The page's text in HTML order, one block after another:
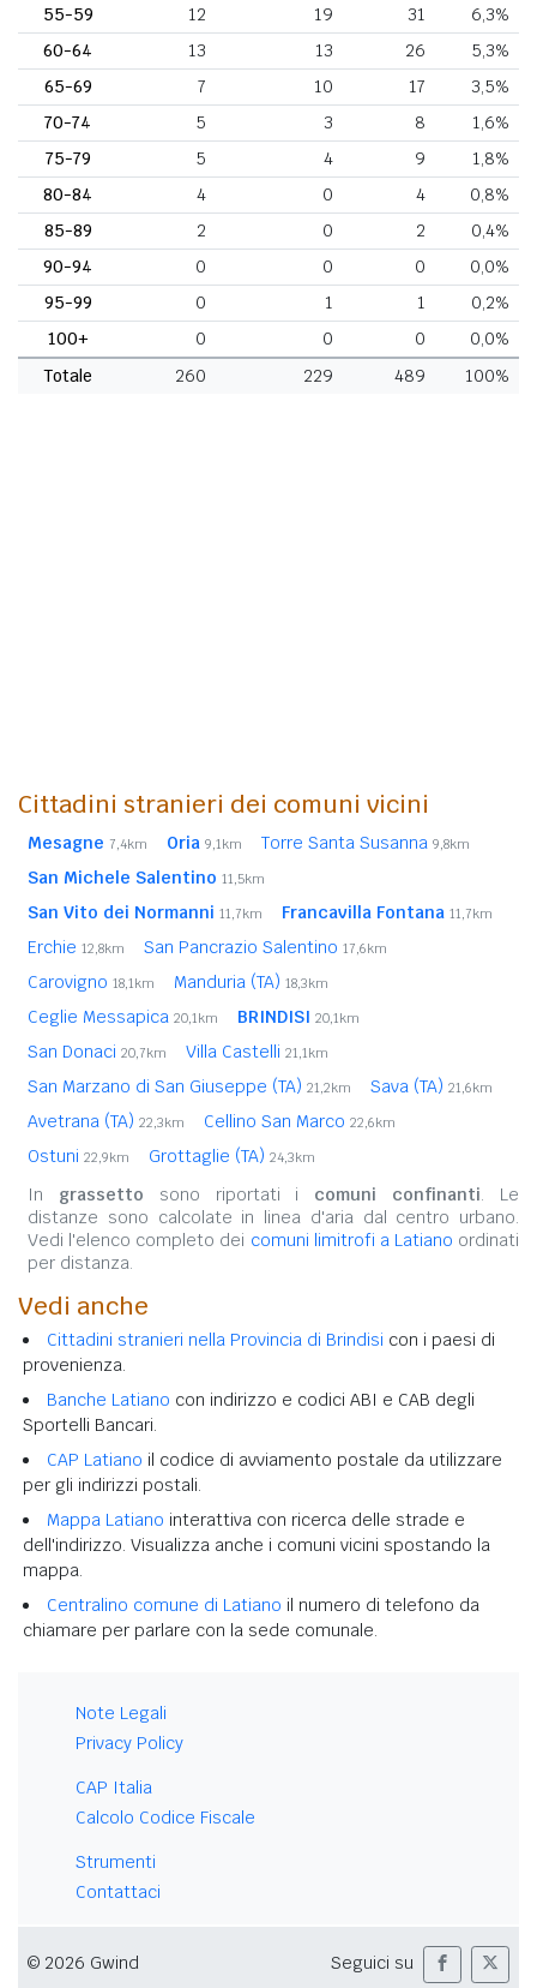
55-59
12 19 31
6,3%
60-64
13 13 26
5,3%
65-69
7 10 17
3,5%
70-74
5 3 8
1,6%
75-79
5 4 9
1,8%
80-84
4 0 4
0,8%
85-89
2 0 2
0,4%
90-94
0 0 0
0,0%
95-99
0 1 1
0,2%
100+
0 0 0
0,0%
Totale
260 229 489 100%
Cittadini stranieri dei comuni vicini
Mesagne 7,4km Oria 9,1km Torre Santa Susanna 9,8km
San Michele Salentino 11,5km
San Vito dei Normanni 11,7km Francavilla Fontana 11,7km
Erchie 12,8km San Pancrazio Salentino 17,6km
Carovigno 18,1km Manduria (TA) 18,3km
Ceglie Messapica 20,1km BRINDISI 20,1km
San Donaci 20,7km Villa Castelli 21,1km
San Marzano di San Giuseppe (TA) 21,2km Sava (TA) 21,6km
Avetrana (TA) 22,3km Cellino San Marco 22,6km
Ostuni 22,9km Grottaglie (TA) 24,3km
In grassetto sono riportati i comuni confinanti. Le
distanze sono calcolate in linea d'aria dal centro urbano.
Vedi l'elenco completo dei comuni limitrofi a Latiano ordinati
per distanza.
Vedi anche
Cittadini stranieri nella Provincia di Brindisi con i paesi di
provenienza.
Banche Latiano con indirizzo e codici ABI e CAB degli
Sportelli Bancari.
CAP Latiano il codice di avviamento postale da utilizzare
per gli indirizzi postali.
Mappa Latiano interattiva con ricerca delle strade e
dell'indirizzo. Visualizza anche i comuni vicini spostando la
mappa.
Centralino comune di Latiano il numero di telefono da
chiamare per parlare con la sede comunale.
Note Legali
Privacy Policy
CAP Italia
Calcolo Codice Fiscale
Strumenti
Contattaci
© 2026 Gwind Seguici su